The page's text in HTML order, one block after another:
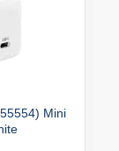
Mini